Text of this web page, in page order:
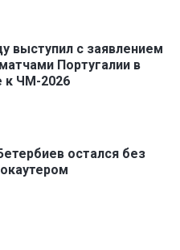
выступил с заявлением
Португалии в
к ЧМ-2026
остался без